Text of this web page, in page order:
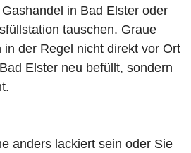
in Bad Elster oder
tauschen. Graue
in der Regel nicht direkt vor Ort
Elster neu befüllt, sondern
anders lackiert sein oder Sie